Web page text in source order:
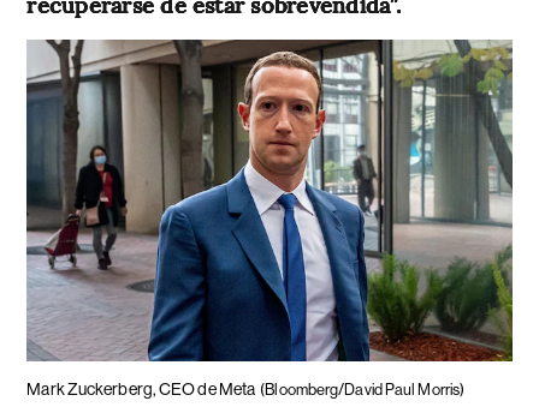
Mark Zuckerberg, CEO de Meta (Bloomberg/David Paul Morris)